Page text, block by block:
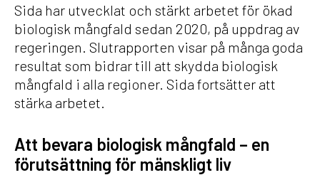
Sida har utvecklat och stärkt arbetet för ökad
biologisk mångfald sedan 2020, på uppdrag av
regeringen. Slutrapporten visar på många goda
resultat som bidrar till att skydda biologisk
mångfald i alla regioner. Sida fortsätter att
stärka arbetet.
Att bevara biologisk mångfald – en
förutsättning för mänskligt liv